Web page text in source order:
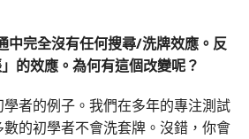
中完全沒有任何搜尋/洗牌效應。反
的效應。為何有這個改變呢？
者的例子。我們在多年的專注測試
的初學者不會洗套牌。沒錯，你會